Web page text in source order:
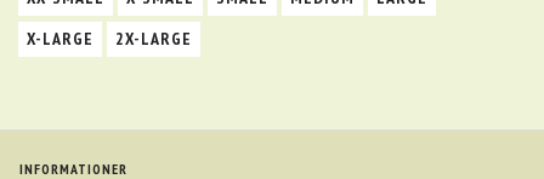
X-LARGE
2X-LARGE
INFORMATIONER